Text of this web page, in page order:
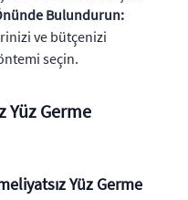
Bulundurun:
ve bütçenizi
seçin.
Yüz Germe
Yüz Germe